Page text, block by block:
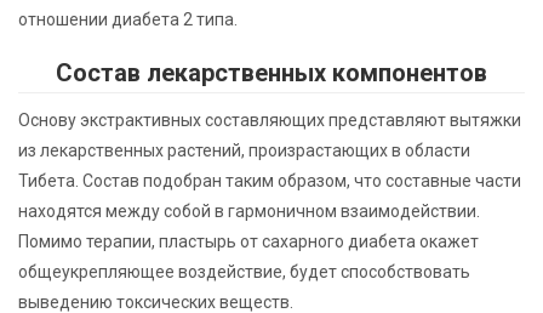
отношении диабета 2 типа.
Состав лекарственных компонентов
Основу экстрактивных составляющих представляют вытяжки
из лекарственных растений, произрастающих в области
Тибета. Состав подобран таким образом, что составные части
находятся между собой в гармоничном взаимодействии.
Помимо терапии, пластырь от сахарного диабета окажет
общеукрепляющее воздействие, будет способствовать
выведению токсических веществ.